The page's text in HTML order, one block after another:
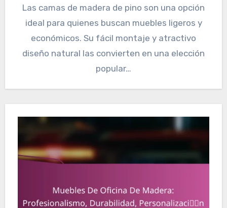
Las camas de madera de pino son una opción
ideal para quienes buscan muebles ligeros y
económicos. Su fácil montaje y atractivo
diseño natural las convierten en una elección
popular…